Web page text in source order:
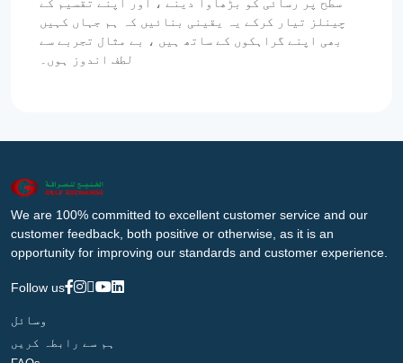
چینلز تیار کرکے یہ یقینی بنائیں کہ ہم جہاں کہیں
بھی اپنے گراہکوں کے ساتھ ہیں ، بے مثال تجربے سے
لطف اندوز ہوں۔
We are 100% committed to excellent customer service and our
customer feedback, both positive or otherwise, as it is an
opportunity for improving our standards and customer experience.
Follow us
وسائل
ہم سے رابطہ کریں